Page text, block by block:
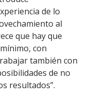
de lo
al
que hay que
con
también con
de no
resultados”.